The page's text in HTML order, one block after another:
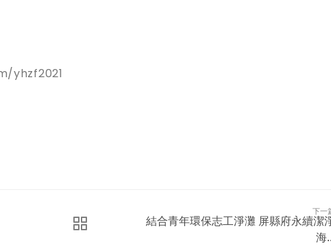
yhzf2021
下一
結合青年環保志工淨灘 屏縣府永續潔
海